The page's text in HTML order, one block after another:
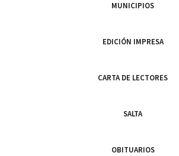
MUNICIPIOS
EDICIÓN IMPRESA
CARTA DE LECTORES
SALTA
OBITUARIOS